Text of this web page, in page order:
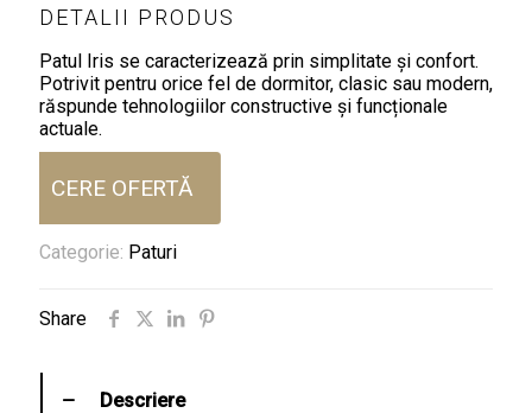
DETALII PRODUS
Patul Iris se caracterizează prin simplitate și confort.
Potrivit pentru orice fel de dormitor, clasic sau modern,
răspunde tehnologiilor constructive și funcționale
actuale.
CERE OFERTĂ
Categorie: Paturi
Share
Descriere